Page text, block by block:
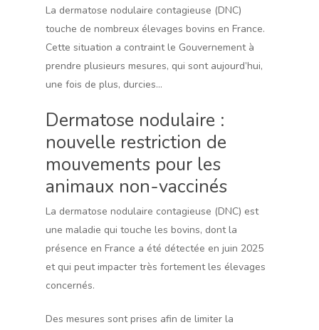
La dermatose nodulaire contagieuse (DNC)
touche de nombreux élevages bovins en France.
Cette situation a contraint le Gouvernement à
prendre plusieurs mesures, qui sont aujourd’hui,
une fois de plus, durcies…
Dermatose nodulaire :
nouvelle restriction de
mouvements pour les
animaux non-vaccinés
La dermatose nodulaire contagieuse (DNC) est
une maladie qui touche les bovins, dont la
présence en France a été détectée en juin 2025
et qui peut impacter très fortement les élevages
concernés.
Des mesures sont prises afin de limiter la